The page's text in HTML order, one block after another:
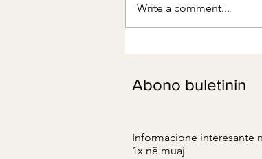
Write a comment...
Abono buletinin
Informacione interesante
1x në muaj